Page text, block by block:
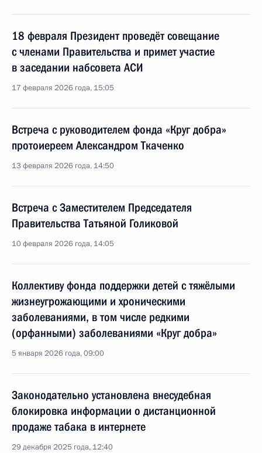
18 февраля Президент проведёт совещание
с членами Правительства и примет участие
в заседании набсовета АСИ
17 февраля 2026 года, 15:05
Встреча с руководителем фонда «Круг добра»
протоиереем Александром Ткаченко
13 февраля 2026 года, 14:50
Встреча с Заместителем Председателя
Правительства Татьяной Голиковой
10 февраля 2026 года, 14:05
Коллективу фонда поддержки детей с тяжёлыми
жизнеугрожающими и хроническими
заболеваниями, в том числе редкими
(орфанными) заболеваниями «Круг добра»
5 января 2026 года, 09:00
Законодательно установлена внесудебная
блокировка информации о дистанционной
продаже табака в интернете
29 декабря 2025 года, 12:40